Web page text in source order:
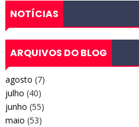
NOTÍCIAS
ARQUIVOS DO BLOG
agosto (7)
julho (40)
junho (55)
maio (53)